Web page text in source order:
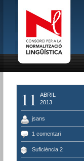
11
ABRIL
2013
jsans
1 comentari
Suficiència 2